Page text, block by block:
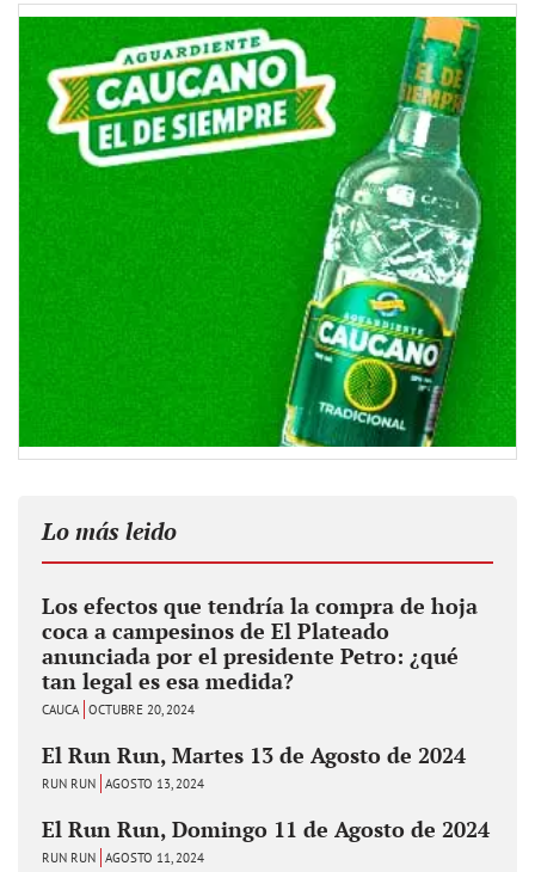
Lo más leido
Los efectos que tendría la compra de hoja
coca a campesinos de El Plateado
anunciada por el presidente Petro: ¿qué
tan legal es esa medida?
CAUCA OCTUBRE 20, 2024
El Run Run, Martes 13 de Agosto de 2024
RUN RUN AGOSTO 13, 2024
El Run Run, Domingo 11 de Agosto de 2024
RUN RUN AGOSTO 11, 2024